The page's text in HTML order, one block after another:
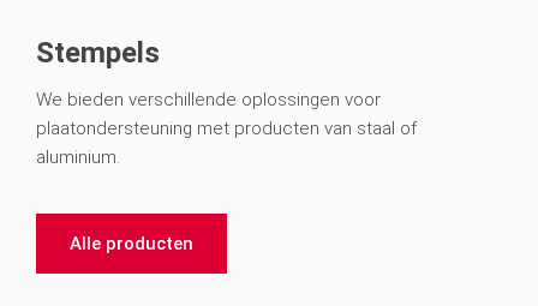
Stempels
We bieden verschillende oplossingen voor
plaatondersteuning met producten van staal of
aluminium.
Alle producten